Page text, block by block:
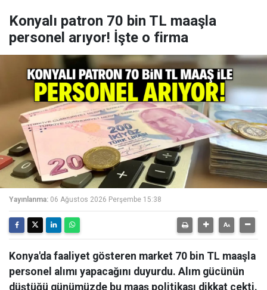
Konyalı patron 70 bin TL maaşla
personel arıyor! İşte o firma
Yayınlanma: 06 Ağustos 2026 Perşembe 15:38
Konya'da faaliyet gösteren market 70 bin TL maaşla
personel alımı yapacağını duyurdu. Alım gücünün
düştüğü günümüzde bu maaş politikası dikkat çekti.